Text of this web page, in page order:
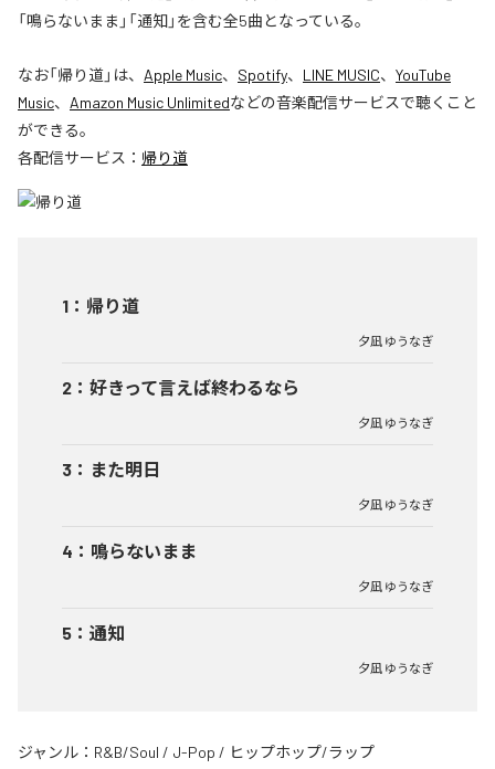
「鳴らないまま」「通知」を含む全5曲となっている。
なお「帰り道」は、 Apple Music、 Spotify、 LINE MUSIC、 YouTube
Music、 Amazon Music Unlimitedなどの音楽配信サービスで聴くこと
ができる。
各配信サービス： 帰り道
1 ： 帰り道
夕凪 ゆうなぎ
2 ： 好きって言えば終わるなら
夕凪 ゆうなぎ
3 ： また明日
夕凪 ゆうなぎ
4 ： 鳴らないまま
夕凪 ゆうなぎ
5 ： 通知
夕凪 ゆうなぎ
ジャンル： R&B/Soul / J-Pop / ヒップホップ/ラップ